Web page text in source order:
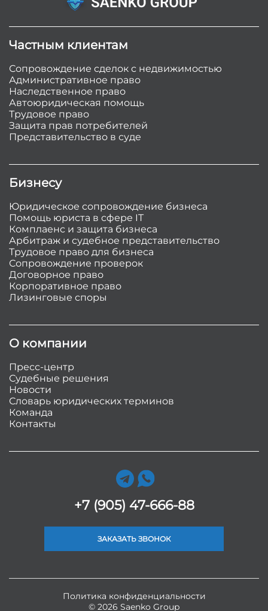
Частным клиентам
Сопровождение сделок с недвижимостью
Административное право
Наследственное право
Автоюридическая помощь
Трудовое право
Защита прав потребителей
Представительство в суде
Бизнесу
Юридическое сопровождение бизнеса
Помощь юриста в сфере IT
Комплаенс и защита бизнеса
Арбитраж и судебное представительство
Трудовое право для бизнеса
Сопровождение проверок
Договорное право
Корпоративное право
Лизинговые споры
О компании
Пресс-центр
Судебные решения
Новости
Словарь юридических терминов
Команда
Контакты
+7 (905) 47-666-88
ЗАКАЗАТЬ ЗВОНОК
Политика конфиденциальности
© 2026 Saenko Group